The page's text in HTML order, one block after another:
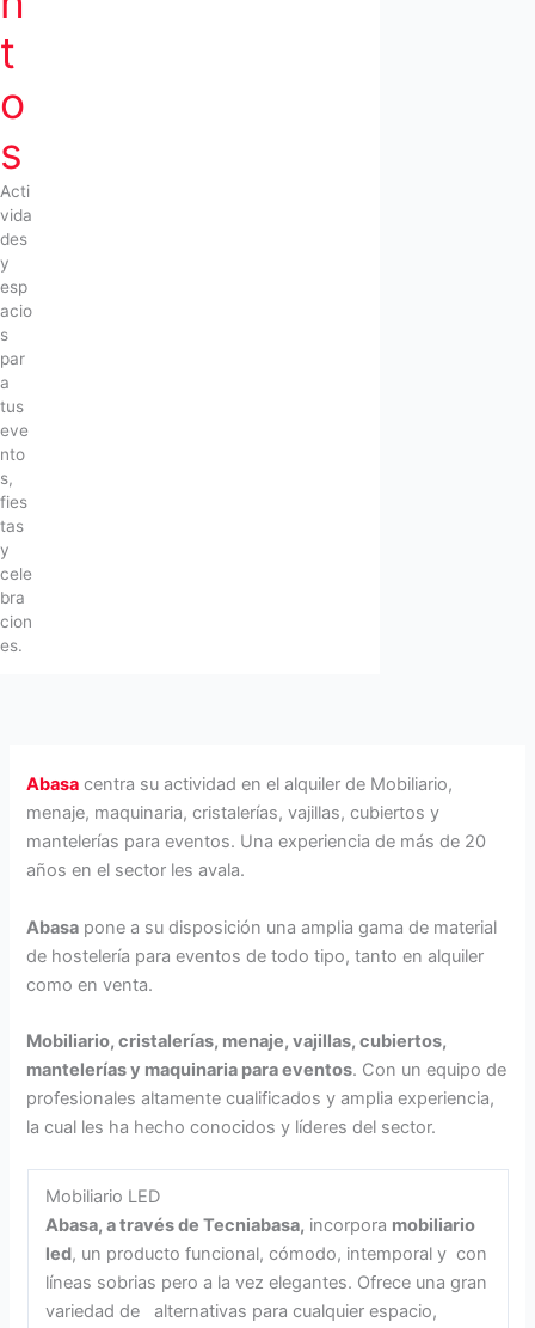
t
o
s
Acti
vida
des
y
esp
acio
s
par
a
tus
eve
nto
s,
fies
tas
y
cele
bra
cion
es.
Abasa centra su actividad en el alquiler de Mobiliario,
menaje, maquinaria, cristalerías, vajillas, cubiertos y
mantelerías para eventos. Una experiencia de más de 20
años en el sector les avala.
Abasa pone a su disposición una amplia gama de material
de hostelería para eventos de todo tipo, tanto en alquiler
como en venta.
Mobiliario, cristalerías, menaje, vajillas, cubiertos,
mantelerías y maquinaria para eventos. Con un equipo de
profesionales altamente cualificados y amplia experiencia,
la cual les ha hecho conocidos y líderes del sector.
Mobiliario LED
Abasa, a través de Tecniabasa, incorpora mobiliario
led, un producto funcional, cómodo, intemporal y con
líneas sobrias pero a la vez elegantes. Ofrece una gran
variedad de alternativas para cualquier espacio,